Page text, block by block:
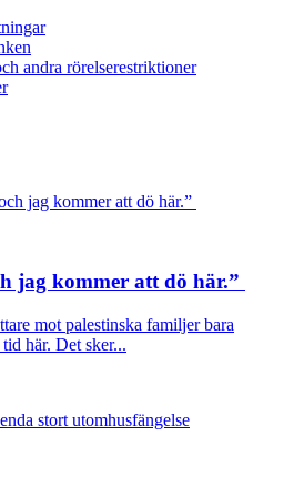
andra rörelserestriktioner
jag kommer att dö här.”
mot palestinska familjer bara
här. Det sker...